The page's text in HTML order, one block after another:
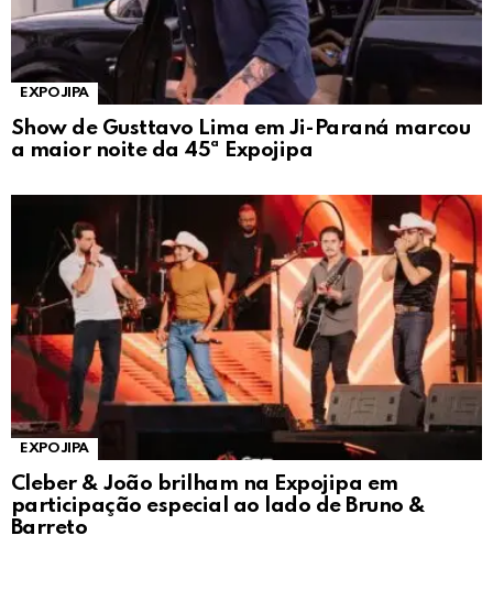
EXPOJIPA
Show de Gusttavo Lima em Ji-Paraná marcou
a maior noite da 45ª Expojipa
EXPOJIPA
Cleber & João brilham na Expojipa em
participação especial ao lado de Bruno &
Barreto